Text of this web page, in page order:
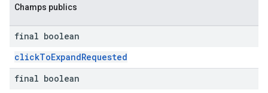
Champs publics
final boolean
clickToExpandRequested
final boolean